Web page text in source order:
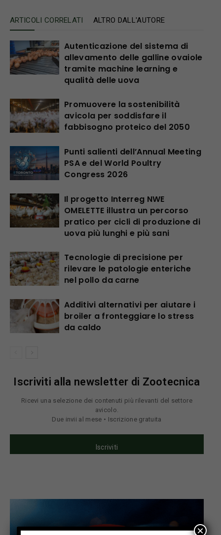
ARTICOLI CORRELATI ALTRO DALL'AUTORE
Autenticazione del sistema di
allevamento delle galline ovaiole
tramite machine learning e
qualità delle uova
Promuovere la sostenibilità
avicola per soddisfare il
fabbisogno proteico del 2050
Punti salienti dell’Annual Meeting
PSA e del World Poultry
Congress 2026
Il progetto Interreg NWE
OMELETTE illustra un percorso
pratico per cicli di produzione di
uova più lunghi e più sani
Tecnologie di precisione per
rilevare le patologie enteriche
nel pollo da carne
Additivi alternativi per aiutare i
broiler a fronteggiare lo stress
da caldo
Iscriviti alla newsletter di Zootecnica
Ricevi una selezione dei contenuti più rilevanti del settore
avicolo.
Due invii al mese • Iscrizione gratuita
Iscriviti
×